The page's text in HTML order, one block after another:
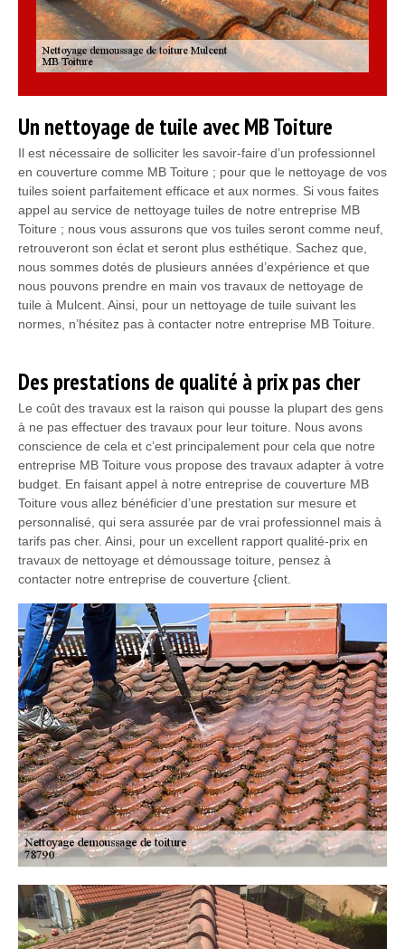
Un nettoyage de tuile avec MB Toiture
Il est nécessaire de solliciter les savoir-faire d’un professionnel
en couverture comme MB Toiture ; pour que le nettoyage de vos
tuiles soient parfaitement efficace et aux normes. Si vous faites
appel au service de nettoyage tuiles de notre entreprise MB
Toiture ; nous vous assurons que vos tuiles seront comme neuf,
retrouveront son éclat et seront plus esthétique. Sachez que,
nous sommes dotés de plusieurs années d’expérience et que
nous pouvons prendre en main vos travaux de nettoyage de
tuile à Mulcent. Ainsi, pour un nettoyage de tuile suivant les
normes, n’hésitez pas à contacter notre entreprise MB Toiture.
Des prestations de qualité à prix pas cher
Le coût des travaux est la raison qui pousse la plupart des gens
à ne pas effectuer des travaux pour leur toiture. Nous avons
conscience de cela et c’est principalement pour cela que notre
entreprise MB Toiture vous propose des travaux adapter à votre
budget. En faisant appel à notre entreprise de couverture MB
Toiture vous allez bénéficier d’une prestation sur mesure et
personnalisé, qui sera assurée par de vrai professionnel mais à
tarifs pas cher. Ainsi, pour un excellent rapport qualité-prix en
travaux de nettoyage et démoussage toiture, pensez à
contacter notre entreprise de couverture {client.